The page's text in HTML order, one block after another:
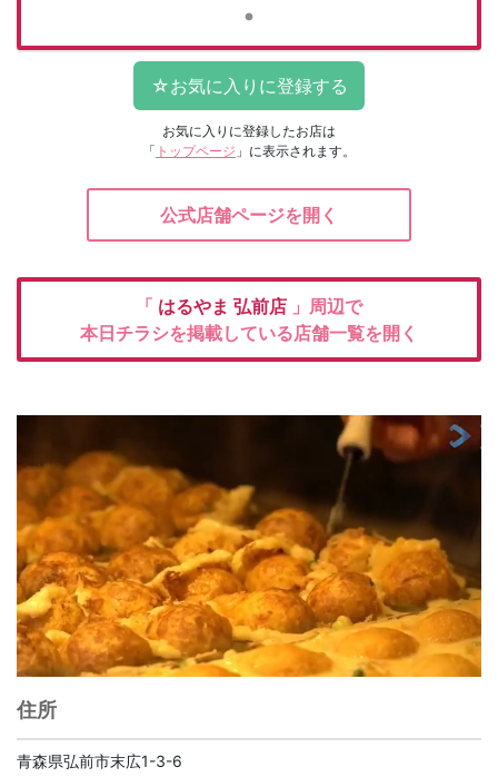
お気に入りに登録したお店は
「 トップページ 」に表示されます。
公式店舗ページを開く
「 はるやま 弘前店 」周辺で
本日チラシを掲載している店舗一覧を開く
住所
青森県弘前市末広1-3-6